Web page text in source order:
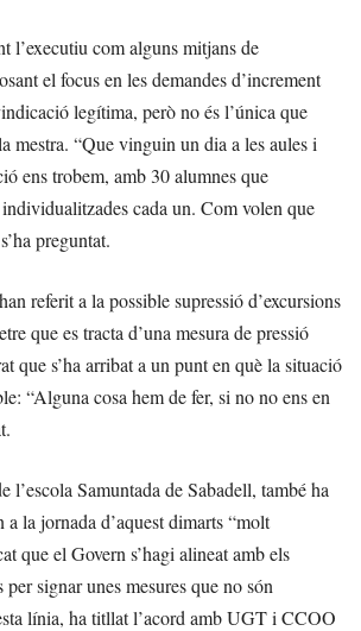
l’executiu com alguns mitjans de
el focus en les demandes d’increment
legítima, però no és l’única que
mestra. “Que vinguin un dia a les aules i
ens trobem, amb 30 alumnes que
cada un. Com volen que
preguntat.
referit a la possible supressió d’excursions
que es tracta d’una mesura de pressió
que s’ha arribat a un punt en què la situació
“Alguna cosa hem de fer, si no no ens en
l’escola Samuntada de Sabadell, també ha
a la jornada d’aquest dimarts “molt
que el Govern s’hagi alineat amb els
signar unes mesures que no són
línia, ha titllat l’acord amb UGT i CCOO